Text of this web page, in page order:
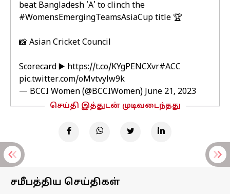
beat Bangladesh 'A' to clinch the
#WomensEmergingTeamsAsiaCup title 🏆
📸 Asian Cricket Council
Scorecard ▶️ https://t.co/KYgPENCXvr#ACC
pic.twitter.com/oMvtvylw9k
— BCCI Women (@BCCIWomen) June 21, 2023
செய்தி இத்துடன் முடிவடைந்தது
சமீபத்திய செய்திகள்